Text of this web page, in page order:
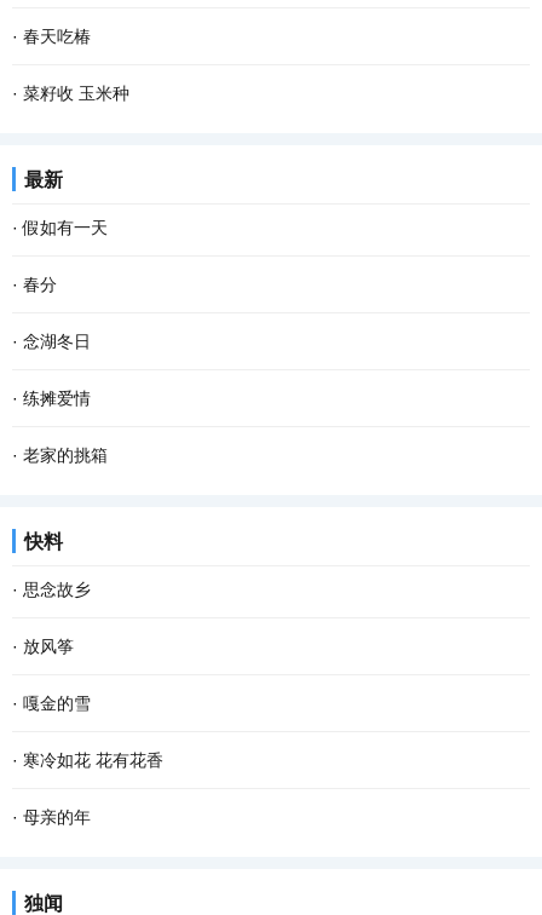
柔 没有忧愁 我在一片柔情和泪水中 回想起我...
到和她的重逢，发生在一个烟雨迷蒙的日子。 那个乍暖还寒的下午，
与几位朋友一起驱车到三湾观光。虽然天气阴沉...
天堂里亲爱的妈妈，您知道吗？儿子在人间得了重度糖尿病，在医院
躺了十四天，倍受煎熬。七月三日，高达32 mmol/L的血糖指标忙乱
· 春天吃椿
推开晨雾，把记忆安放进口袋，那些柔软的时光和迷离的梦，若隐若
· 菜籽收 玉米种
最新
·假如有一天
假如有一天， 我变成了一阵风， 我会轻柔的吹过游子的脸庞， 像母
亲般抚慰他漂泊的心灵。 假如有一天， 我变成了一场雨， 我会尽情
的浇灌久旱的粮田， 让干涸的良苗尽情享受绵绵...
· 春分
春分 一位季节的仙子 拽着暖暖的春风 蓬勃着生命的气息 撒一路芬芳
款款地走来 春风敲醒冰封的泥土 苏醒了沉睡的种子 一种力量在酥软
的泥土里萌动 一个希望在春光里勃发 萌发生长...
· 念湖冬日
念湖，一个藏在云南乌蒙山腹地的高原湖泊，烟波浩渺，碧水茫茫。
冬天的念湖，有着一种自然、简约的美。远山连绵，湖水深流。而树
· 练摊爱情
近日来，“地摊”这个词突然火爆起来，网络上出现各种各样的地摊文
· 老家的挑箱
快料
· 思念故乡
回忆，那么细碎，那么悠长；故乡，那么遥远，那么忧伤。没有故
乡，自己属于谁？没有路标，哪里是归宿？时代头也不回地疾行，故
乡最朴素最亲切的气息，一幕幕的景象在眼前滑过...
· 放风筝
阳春三月是放风筝的好季节，歌里也唱——又是一年三月三，风筝飞
满天。其实若按夏历三月，气温已经上来了，太阳也有些晒，所以过
了二月二龙抬头，就是外出踏青、纸鸢纷飞的好...
· 嘎金的雪
清晨，飘落了一夜的雪花随着呦呦鹿鸣停止了飞舞。雪花漂白了整个
世界，嘎金雪地里凌乱的足迹爆露了夜的秘密，只可惜没有目睹盛大
· 寒冷如花 花有花香
只要一进院子，西厢房边上的那棵柿子树就会唤醒画画的梦想，太美
· 母亲的年
独闻